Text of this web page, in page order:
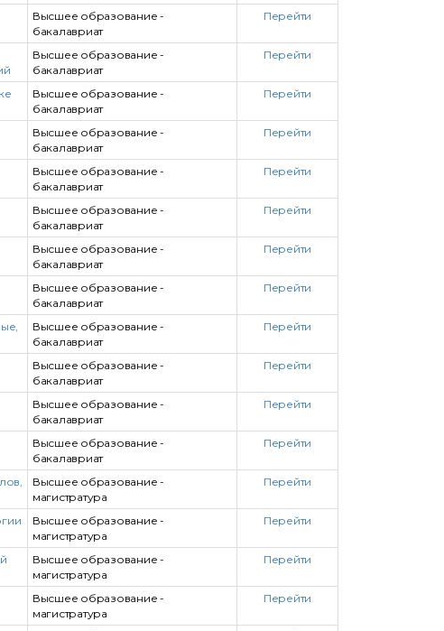
Высшее образование -
бакалавриат
Перейти
Высшее образование -
бакалавриат
Перейти
Высшее образование -
бакалавриат
Перейти
Высшее образование -
бакалавриат
Перейти
Высшее образование -
бакалавриат
Перейти
Высшее образование -
бакалавриат
Перейти
Высшее образование -
бакалавриат
Перейти
Высшее образование -
бакалавриат
Перейти
Высшее образование -
бакалавриат
Перейти
Высшее образование -
бакалавриат
Перейти
Высшее образование -
бакалавриат
Перейти
Высшее образование -
бакалавриат
Перейти
Высшее образование -
магистратура
Перейти
Высшее образование -
магистратура
Перейти
Высшее образование -
магистратура
Перейти
Высшее образование -
магистратура
Перейти